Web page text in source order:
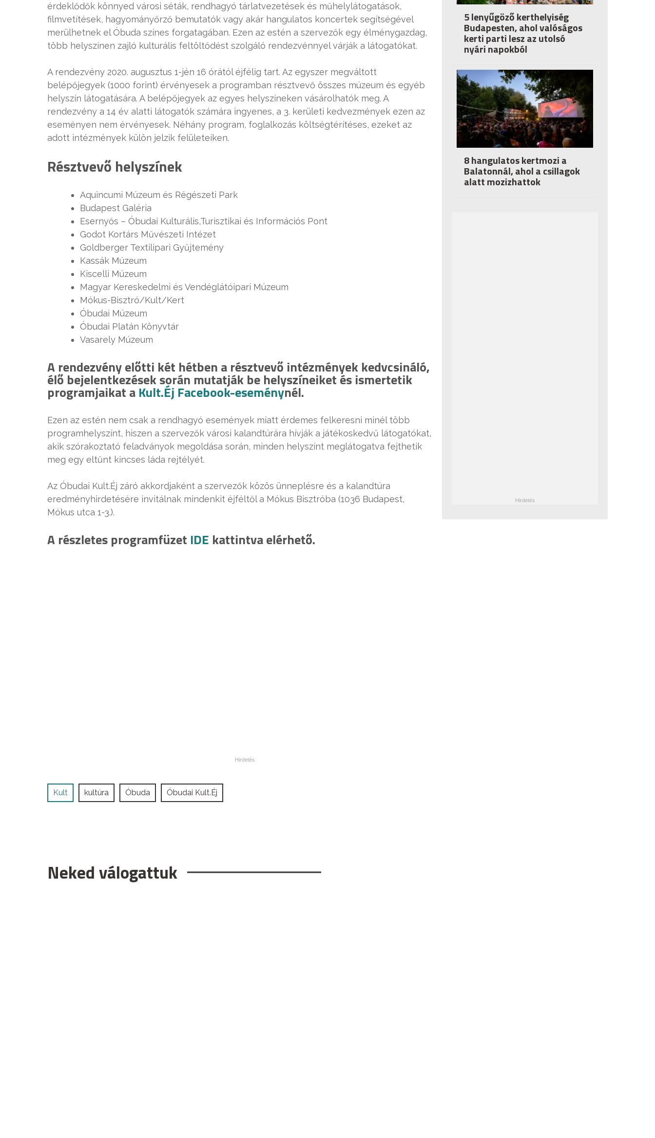
érdeklődők könnyed városi séták, rendhagyó tárlatvezetések és műhelylátogatások,
filmvetítések, hagyományőrző bemutatók vagy akár hangulatos koncertek segítségével
merülhetnek el Óbuda színes forgatagában. Ezen az estén a szervezők egy élménygazdag,
több helyszínen zajló kulturális feltöltődést szolgáló rendezvénnyel várják a látogatókat.
A rendezvény 2020. augusztus 1-jén 16 órától éjfélig tart. Az egyszer megváltott
belépőjegyek (1000 forint) érvényesek a programban résztvevő összes múzeum és egyéb
helyszín látogatására. A belépőjegyek az egyes helyszíneken vásárolhatók meg. A
rendezvény a 14 év alatti látogatók számára ingyenes, a 3. kerületi kedvezmények ezen az
eseményen nem érvényesek. Néhány program, foglalkozás költségtérítéses, ezeket az
adott intézmények külön jelzik felületeiken.
Résztvevő helyszínek
Aquincumi Múzeum és Régészeti Park
Budapest Galéria
Esernyős – Óbudai Kulturális,Turisztikai és Információs Pont
Godot Kortárs Művészeti Intézet
Goldberger Textilipari Gyűjtemény
Kassák Múzeum
Kiscelli Múzeum
Magyar Kereskedelmi és Vendéglátóipari Múzeum
Mókus-Bisztró/Kult/Kert
Óbudai Múzeum
Óbudai Platán Könyvtár
Vasarely Múzeum
A rendezvény előtti két hétben a résztvevő intézmények kedvcsináló,
élő bejelentkezések során mutatják be helyszíneiket és ismertetik
programjaikat a Kult.Éj Facebook-eseménynél.
Ezen az estén nem csak a rendhagyó események miatt érdemes felkeresni minél több
programhelyszínt, hiszen a szervezők városi kalandtúrára hívják a játékoskedvű látogatókat,
akik szórakoztató feladványok megoldása során, minden helyszínt meglátogatva fejthetik
meg egy eltűnt kincses láda rejtélyét.
Az Óbudai Kult.Éj záró akkordjaként a szervezők közös ünneplésre és a kalandtúra
eredményhirdetésére invitálnak mindenkit éjféltől a Mókus Bisztróba (1036 Budapest,
Mókus utca 1-3.).
A részletes programfüzet IDE kattintva elérhető.
Kult kultúra Óbuda Óbudai Kult.Éj
Neked válogattuk
5 lenyűgöző kerthelyiség
Budapesten, ahol valóságos
kerti parti lesz az utolsó
nyári napokból
8 hangulatos kertmozi a
Balatonnál, ahol a csillagok
alatt mozizhattok